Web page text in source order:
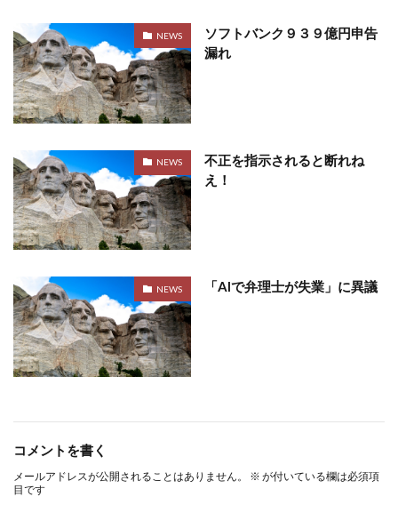
NEWS
ソフトバンク９３９億円申告
漏れ
NEWS
不正を指示されると断れね
え！
NEWS 「AIで弁理士が失業」に異議
コメントを書く
メールアドレスが公開されることはありません。 ※ が付いている欄は必須項
目です